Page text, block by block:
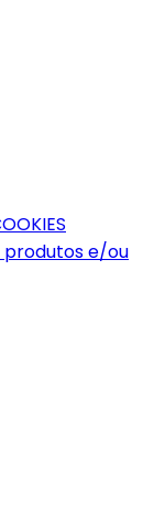
produtos e/ou